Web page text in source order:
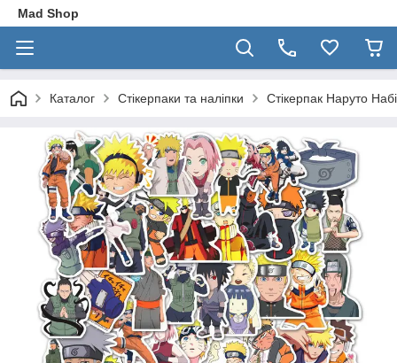
Mad Shop
Каталог Стікерпаки та наліпки Стікерпак Наруто